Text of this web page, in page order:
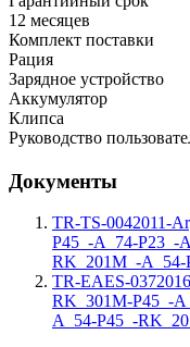
12 месяцев
Комплект поставки
Рация
Зарядное устройство
Аккумулятор
Клипса
Руководство
Документы
TR-TS-0042011-
P45_-A_74-P23_-
RK_201M_-A_54-
TR-EAES-
RK_301M-P45_-
A_54-P45_-